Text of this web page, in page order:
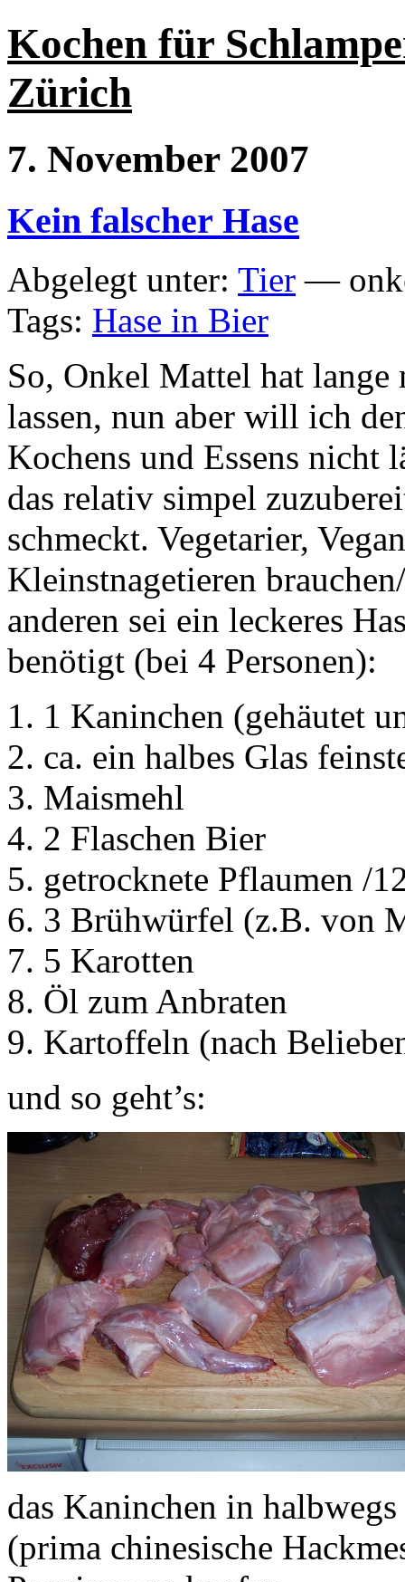
Kochen für
Zürich
7. November 2007
Kein falscher Hase
Abgelegt unter: Tier —
Tags: Hase in Bier
So, Onkel Mattel hat
lassen, nun aber will ich
Kochens und Essens nicht
das relativ simpel
schmeckt. Vegetarier,
Kleinstnagetieren
anderen sei ein leckeres
benötigt (bei 4 Personen):
1 Kaninchen (gehäutet
ca. ein halbes Glas
Maismehl
2 Flaschen Bier
getrocknete Pflaumen /
3 Brühwürfel (z.B. von
5 Karotten
Öl zum Anbraten
Kartoffeln (nach
und so geht’s:
das Kaninchen in
(prima chinesische